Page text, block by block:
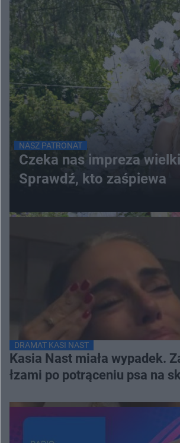
NASZ PATRONAT
Czeka nas impreza
Sprawdź, kto zaśpiewa
DRAMAT KASI NAST
Kasia Nast miała wypadek.
łzami po potrąceniu psa na